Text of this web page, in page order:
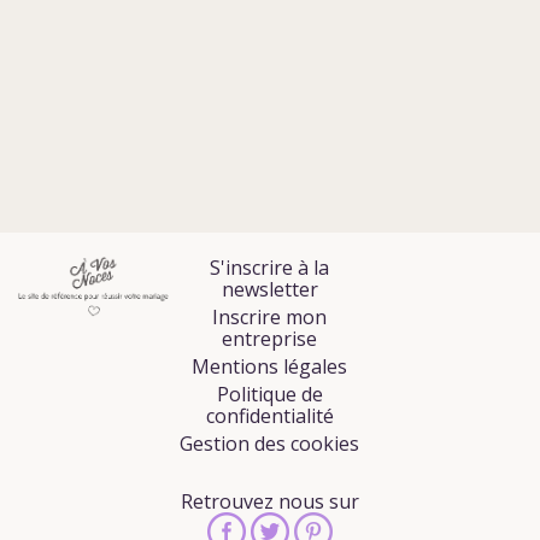
S'inscrire à la
newsletter
Inscrire mon
entreprise
Mentions légales
Politique de
confidentialité
Gestion des cookies
Retrouvez nous sur